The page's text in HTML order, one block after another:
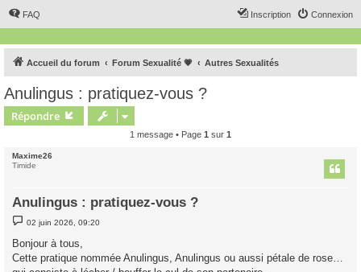
FAQ Connexion
Inscription
Accueil du forum Forum Sexualité 💗 Autres Sexualités
Anulingus : pratiquez-vous ?
Répondre
1 message • Page 1 sur 1
Maxime26
Timide
Anulingus : pratiquez-vous ?
M
e
s
a
g
02 juin 2026, 09:20
Bonjour à tous,
Cette pratique nommée Anulingus, Anulingus ou aussi pétale de rose…